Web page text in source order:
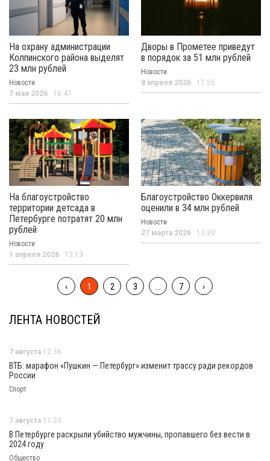
На охрану администрации
Колпинского района выделят
23 млн рублей
Новости
7 мая 2026 16:47
Дворы в Прометее приведут
в порядок за 51 млн рублей
Новости
8 апреля 2026 17:55
На благоустройство
территории детсада в
Петербурге потратят 20 млн
рублей
Новости
1 апреля 2026 13:13
Благоустройство Оккервиля
оценили в 34 млн рублей
Новости
27 марта 2026 13:20
‹ 1 2 3 ... 7 ›
ЛЕНТА НОВОСТЕЙ
7 августа 12:36
ВТБ: марафон «Пушкин — Петербург» изменит трассу ради рекордов
России
Спорт
7 августа 11:23
В Петербурге раскрыли убийство мужчины, пропавшего без вести в
2024 году
Общество